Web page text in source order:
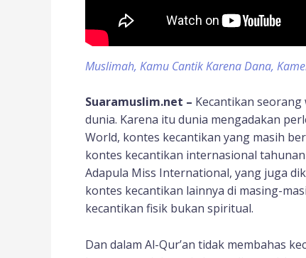
Muslimah, Kamu Cantik Karena Dana,
Suaramuslim.net – Kecantikan
dunia. Karena itu dunia mengadakan
World, kontes kecantikan yang masih
kontes kecantikan internasional
Adapula Miss International, yang juga
kontes kecantikan lainnya di masing-
kecantikan fisik bukan spiritual.
Dan dalam Al-Qur’an tidak membahas